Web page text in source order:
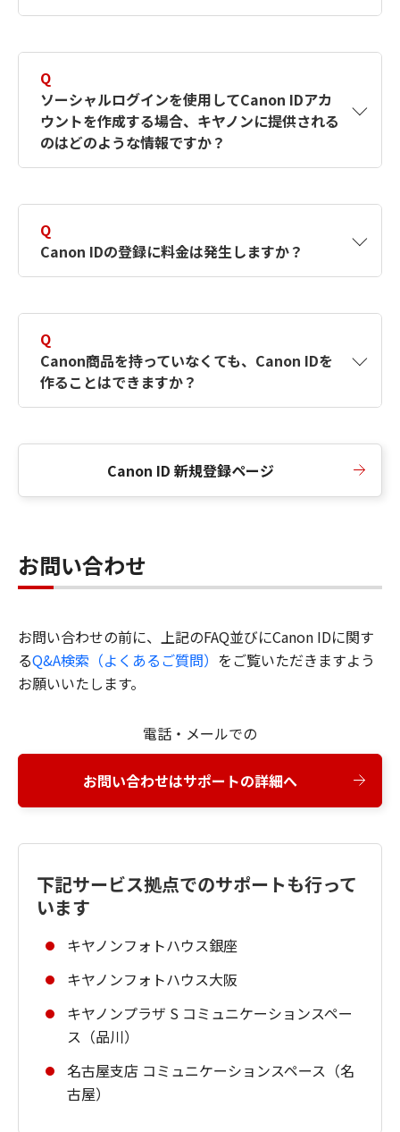
す。詳しい作成方法は【カメラ】Canon IDとは
何ですか？Canon IDの作成方法は？をご確認く
ださい。
Q
ソーシャルログインを使用してCanon IDアカ
ウントを作成する場合、キヤノンに提供される
のはどのような情報ですか？
択したサービスから取得します。アカウントを
簡単に作成できるように、この情報を使用して
Canon IDの登録フォームを入力します。
Q
Canon IDの登録に料金は発生しますか？
Q
Canon商品を持っていなくても、Canon IDを
作ることはできますか？
Canon ID 新規登録ページ
お問い合わせ
お問い合わせの前に、上記のFAQ並びにCanon IDに関す
るQ&A検索（よくあるご質問） をご覧いただきますよう
お願いいたします。
電話・メールでの
お問い合わせはサポートの詳細へ
下記サービス拠点でのサポートも行って
います
キヤノンフォトハウス銀座
キヤノンフォトハウス大阪
キヤノンプラザ S コミュニケーションスペー
ス（品川）
名古屋支店 コミュニケーションスペース（名
古屋）